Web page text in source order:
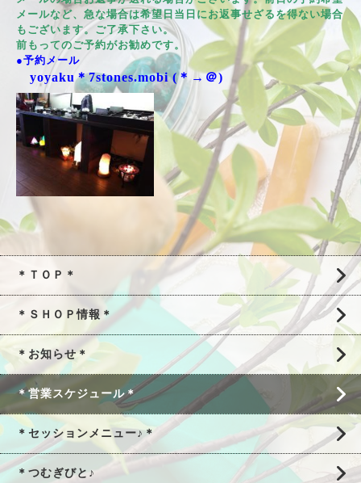
メールなど、急な場合は希望日当日にお返事せざるを得ない場合
もございます。ご了承下さい。
前もってのご予約がお勧めです。
●予約メール
yoyaku＊7stones.mobi (＊→＠)
＊ＴＯＰ＊
＊ＳＨＯＰ情報＊
＊お知らせ＊
＊営業スケジュール＊
＊セッションメニュー♪＊
＊つむぎびと♪